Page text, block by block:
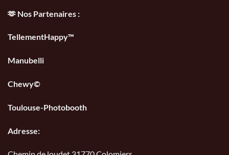
🫶 Nos Partenaires :
TellementHappy™
Manubelli
Chewy©
Toulouse-Photobooth
Adresse: